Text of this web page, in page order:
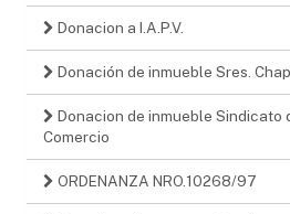
Donacion a I.A.P.V.
Donación de inmueble Sres.
Donacion de inmueble Sindicato
Comercio
ORDENANZA NRO.10268/97